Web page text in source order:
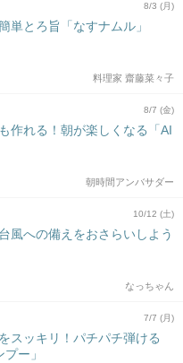
8/3 (月)
単とろ旨「なすナムル」
料理家 齋藤菜々子
8/7 (金)
作れる！朝が楽しくなる「AI
朝時間アンバサダー
10/12 (土)
風への備えをおさらいしよう
なっちゃん
7/7 (月)
スッキリ！パチパチ弾ける
ー」